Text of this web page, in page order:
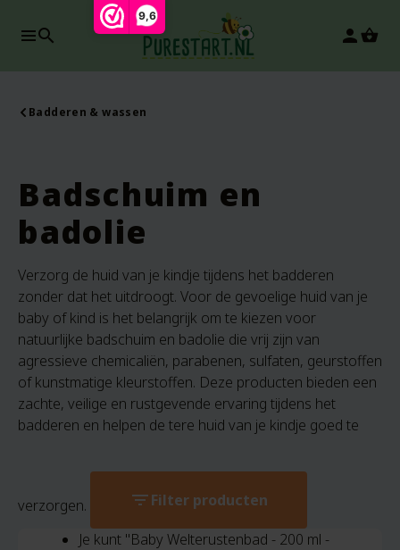
9,6
search person
Badderen & wassen
Badschuim en
badolie
Verzorg de huid van je kindje tijdens het badderen
zonder dat het uitdroogt. Voor de gevoelige huid van je
baby of kind is het belangrijk om te kiezen voor
natuurlijke badschuim en badolie die vrij zijn van
agressieve chemicaliën, parabenen, sulfaten, geurstoffen
of kunstmatige kleurstoffen. Deze producten bieden een
zachte, veilige en rustgevende ervaring tijdens het
badderen en helpen de tere huid van je kindje goed te
verzorgen. filter_listFilter producten
Je kunt "Baby Welterustenbad - 200 ml -